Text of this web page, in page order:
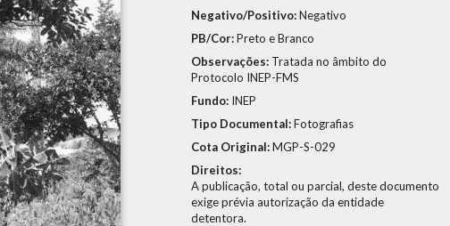
Negativo/Positivo:Negativo
PB/Cor:Preto e Branco
Observações: Tratada no âmbito do
Protocolo INEP-FMS
Fundo: INEP
Tipo Documental:Fotografias
Cota Original:MGP-S-029
Direitos:
A publicação, total ou parcial, deste documento
exige prévia autorização da entidade
detentora.